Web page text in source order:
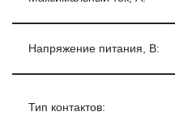
Напряжение питания, В:
Тип контактов: